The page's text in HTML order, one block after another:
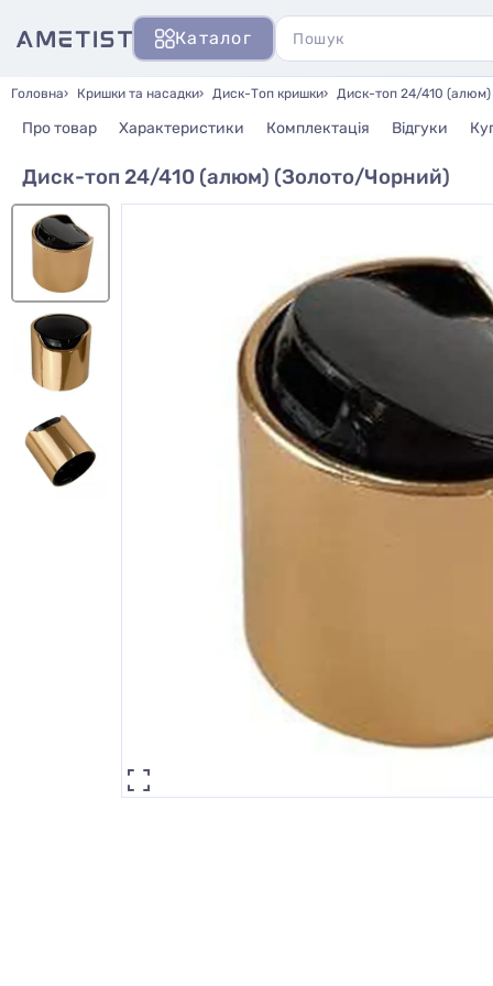
Каталог
Головна Кришки та насадки Диск-Топ кришки Диск-топ 24/410
Про товар Характеристики Комплектація Відгуки
Диск-топ 24/410 (алюм) (Золото/Чорний)